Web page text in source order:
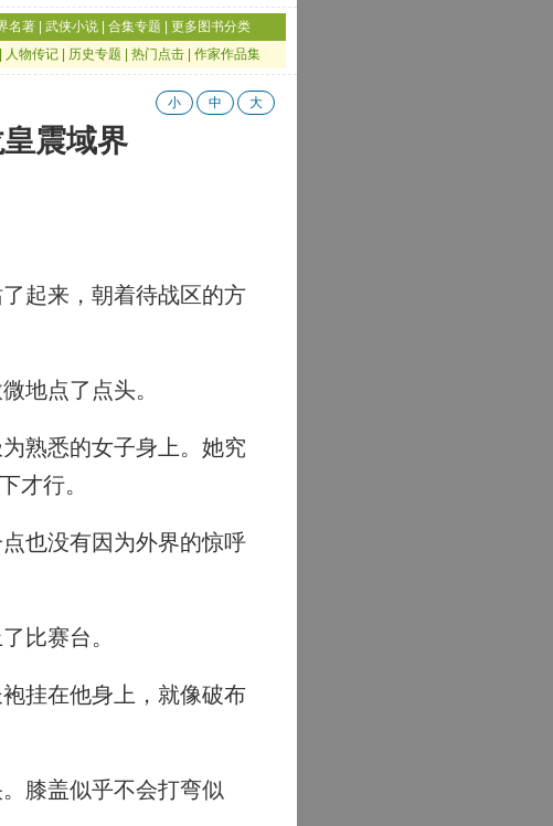
名著 武侠小说 合集专题
更多图书分类
人物传记 历史专题 热门点击 作家作品集
小 中 大
震域界
起来，朝着待战区的方
地点了点头。
熟悉的女子身上。她究
才行。
也没有因为外界的惊呼
比赛台。
挂在他身上，就像破布
膝盖似乎不会打弯似